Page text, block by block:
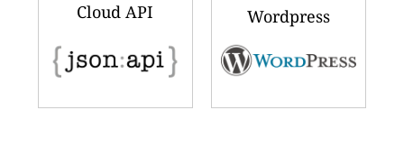
Wordpress
Cloud API